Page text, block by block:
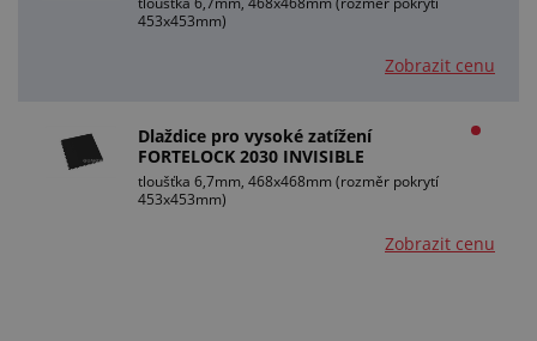
453x453mm)
Zobrazit cenu
Dlaždice pro vysoké zatížení
FORTELOCK 2030 INVISIBLE
tloušťka 6,7mm, 468x468mm (rozměr pokrytí
453x453mm)
Zobrazit cenu